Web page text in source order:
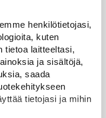
henkilötietojasi,
kuten
tietoa laitteeltasi,
ja sisältöjä,
saada
tietojasi ja mihin